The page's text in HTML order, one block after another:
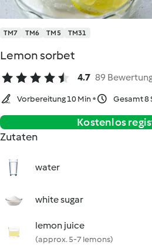
TM7 TM6 TM5 TM31
Lemon sorbet
4.7 89
Vorbereitung 10 Min Gesamt 8
Kostenlos
Zutaten
water
white sugar
lemon juice
(approx. 5-7 lemons)